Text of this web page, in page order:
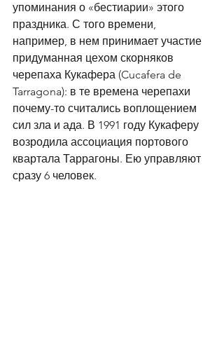
упоминания о «бестиарии» этого
праздника. С того времени,
например, в нем принимает участие
придуманная цехом скорняков
черепаха Кукафера (Cucafera de
Tarragona): в те времена черепахи
почему-то считались воплощением
сил зла и ада. В 1991 году Кукаферу
возродила ассоциация портового
квартала Таррагоны. Ею управляют
сразу 6 человек.